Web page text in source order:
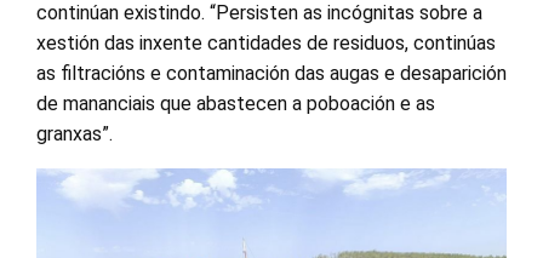
continúan existindo. “Persisten as incógnitas sobre a
xestión das inxente cantidades de residuos, continúas
as filtracións e contaminación das augas e desaparición
de mananciais que abastecen a poboación e as
granxas”.